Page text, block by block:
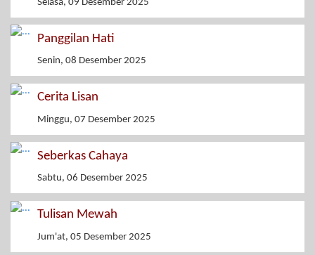
Selasa, 09 Desember 2025
Panggilan Hati
Senin, 08 Desember 2025
Cerita Lisan
Minggu, 07 Desember 2025
Seberkas Cahaya
Sabtu, 06 Desember 2025
Tulisan Mewah
Jum'at, 05 Desember 2025